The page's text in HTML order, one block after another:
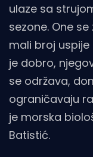
ulaze sa
sezone. One
mali broj
je dobro,
se održava,
ograničavaju
je morska
Batistić.